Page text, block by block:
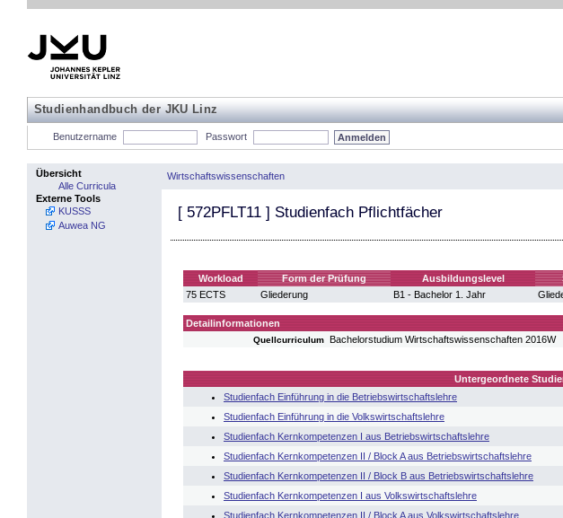
Studienhandbuch der JKU Linz
Benutzername Passwort
Übersicht
Alle Curricula
Externe Tools
KUSSS
Auwea NG
Wirtschaftswissenschaften
[ 572PFLT11 ] Studienfach Pflichtfächer
Workload Form der Prüfung Ausbildungslevel
75 ECTS
Gliederung B1 - Bachelor 1. Jahr
Detailinformationen
Quellcurriculum Bachelorstudium Wirtschaftswissenschaften 2016W
Untergeordnete
Studienfach Einführung in die Betriebswirtschaftslehre
Studienfach Einführung in die Volkswirtschaftslehre
Studienfach Kernkompetenzen I aus Betriebswirtschaftslehre
Studienfach Kernkompetenzen II / Block A aus Betriebswirtschaftslehre
Studienfach Kernkompetenzen II / Block B aus Betriebswirtschaftslehre
Studienfach Kernkompetenzen I aus Volkswirtschaftslehre
Studienfach Kernkompetenzen II / Block A aus Volkswirtschaftslehre